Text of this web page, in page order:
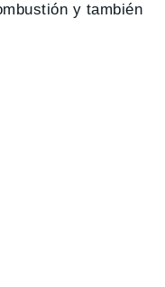
y también